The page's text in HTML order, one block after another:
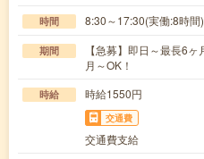
時間 8:30～17:30(実働:8時間
期間
【急募】即日～最長6
月～OK！
時給 時給1550円
交通費
交通費支給